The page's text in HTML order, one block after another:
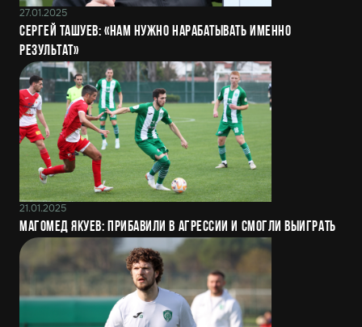
27.01.2025
Сергей Ташуев: «Нам нужно нарабатывать именно
результат»
21.01.2025
Магомед Якуев: Прибавили в агрессии и смогли выиграть